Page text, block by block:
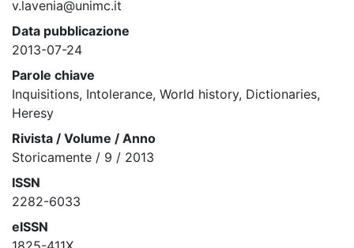
v.lavenia@unimc.it
Data pubblicazione
2013-07-24
Parole chiave
Inquisitions, Intolerance, World history, Dictionaries,
Heresy
Rivista / Volume / Anno
Storicamente / 9 / 2013
ISSN
2282-6033
eISSN